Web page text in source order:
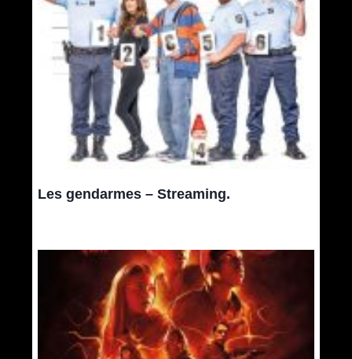
Les gendarmes – Streaming.